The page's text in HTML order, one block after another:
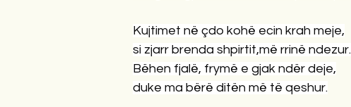
Kujtimet në çdo kohë ecin krah meje,
si zjarr brenda shpirtit,më rrinë ndezur.
Bëhen fjalë, frymë e gjak ndër deje,
duke ma bërë ditën më të qeshur.